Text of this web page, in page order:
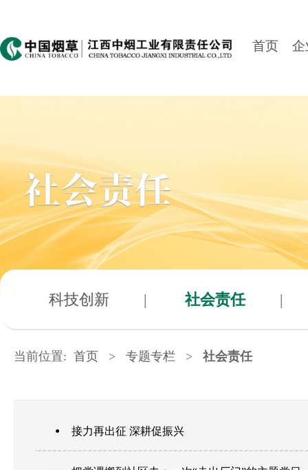
首页 企
科技创新 | 社会责任 |
当前位置: 首页 > 专题专栏 > 社会责任
接力再出征 深耕促振兴